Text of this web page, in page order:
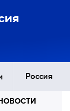
Россия